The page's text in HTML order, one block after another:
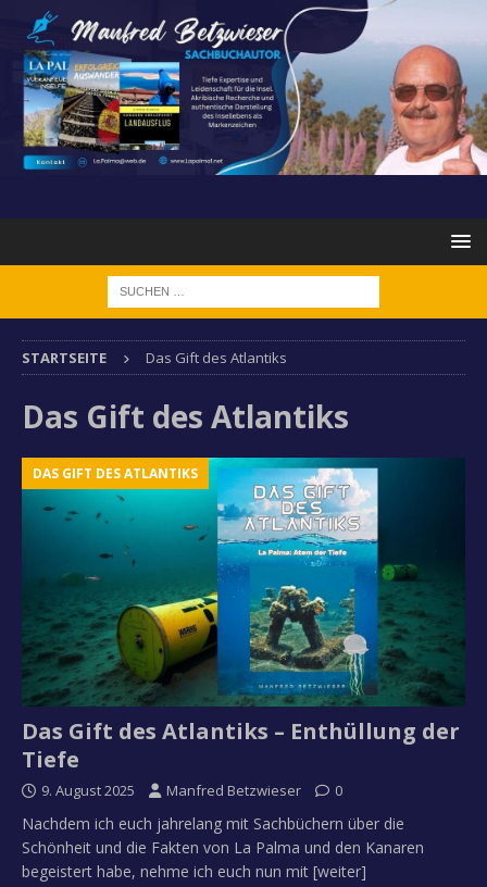
STARTSEITE Das Gift des Atlantiks
Das Gift des Atlantiks
DAS GIFT DES ATLANTIKS
Das Gift des Atlantiks – Enthüllung der
Tiefe
9. August 2025 Manfred Betzwieser 0
Nachdem ich euch jahrelang mit Sachbüchern über die
Schönheit und die Fakten von La Palma und den Kanaren
begeistert habe, nehme ich euch nun mit [weiter]